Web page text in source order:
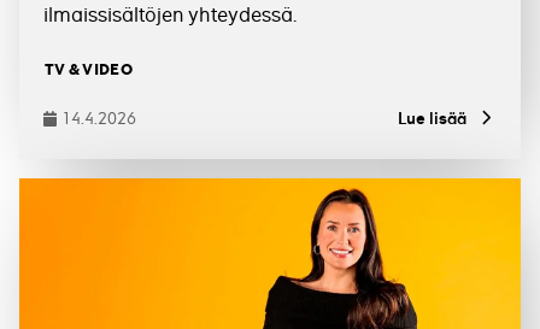
ilmaissisältöjen yhteydessä.
Tagit
TV & VIDEO
Julkaistu
14.4.2026 Lue lisää